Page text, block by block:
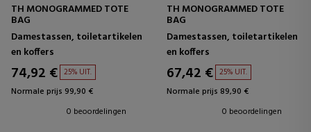
TH MONOGRAMMED TOTE
BAG
Damestassen, toiletartikelen
en koffers
74,92 € 25% UIT.
Normale prijs 99,90 €
0 beoordelingen
TH MONOGRAMMED TOTE
BAG
Damestassen, toiletartikelen
en koffers
67,42 € 25% UIT.
Normale prijs 89,90 €
0 beoordelingen